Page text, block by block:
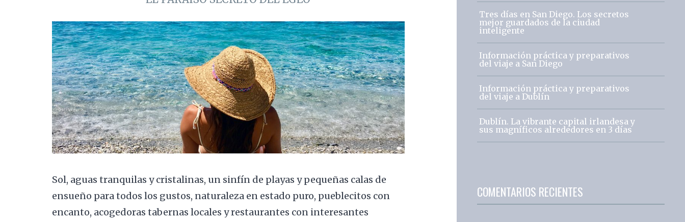
Sol, aguas tranquilas y cristalinas, un sinfín de playas y pequeñas calas de
ensueño para todos los gustos, naturaleza en estado puro, pueblecitos con
encanto, acogedoras tabernas locales y restaurantes con interesantes
Tres días en San Diego. Los secretos
mejor guardados de la ciudad
inteligente
Información práctica y preparativos
del viaje a San Diego
Información práctica y preparativos
del viaje a Dublín
Dublín. La vibrante capital irlandesa y
sus magníficos alrededores en 3 días
COMENTARIOS RECIENTES